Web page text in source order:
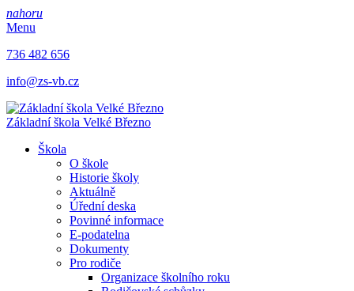
nahoru
Menu
736 482 656
info@zs-vb.cz
Základní škola Velké Březno
Škola
O škole
Historie školy
Aktuálně
Úřední deska
Povinné informace
E-podatelna
Dokumenty
Pro rodiče
Organizace školního roku